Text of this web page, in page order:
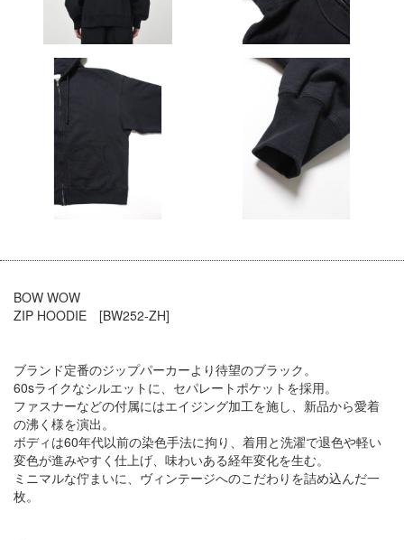
BOW WOW
ZIP HOODIE [BW252-ZH]
ブランド定番のジップパーカーより待望のブラック。
60sライクなシルエットに、セパレートポケットを採用。
ファスナーなどの付属にはエイジング加工を施し、新品から愛着
の沸く様を演出。
ボディは60年代以前の染色手法に拘り、着用と洗濯で退色や軽い
変色が進みやすく仕上げ、味わいある経年変化を生む。
ミニマルな佇まいに、ヴィンテージへのこだわりを詰め込んだ一
枚。